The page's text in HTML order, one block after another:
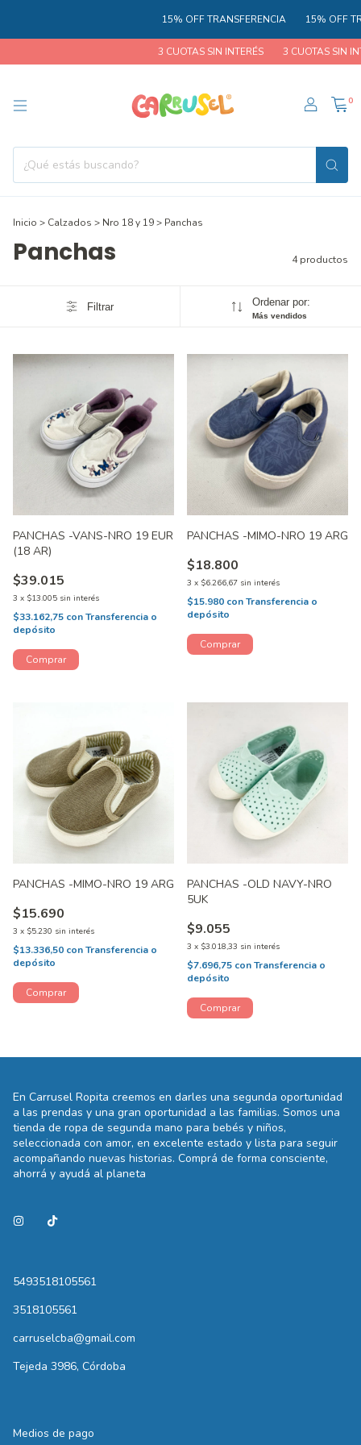
15% OFF TRANSFERENCIA 15% OFF
3 CUOTAS SIN INTERÉS 3 CUOTAS SIN
0
Inicio > Calzados > Nro 18 y 19> Panchas
Panchas 4 productos
Filtrar Ordenar por:
Más vendidos
PANCHAS -VANS-NRO 19 EUR
(18 AR)
$39.015
3 x $13.005 sin interés
$33.162,75 conTransferencia o
depósito
PANCHAS -MIMO-NRO 19 ARG
$18.800
3 x $6.266,67 sin interés
$15.980 conTransferencia o
depósito
PANCHAS -MIMO-NRO 19 ARG
$15.690
3 x $5.230 sin interés
$13.336,50 conTransferencia o
depósito
PANCHAS -OLD NAVY-NRO
5UK
$9.055
3 x $3.018,33 sin interés
$7.696,75 conTransferencia o
depósito
En Carrusel Ropita creemos en darles una segunda oportunidad
a las prendas y una gran oportunidad a las familias. Somos una
tienda de ropa de segunda mano para bebés y niños,
seleccionada con amor, en excelente estado y lista para seguir
acompañando nuevas historias. Comprá de forma consciente,
ahorrá y ayudá al planeta
5493518105561
3518105561
carruselcba@gmail.com
Tejeda 3986, Córdoba
Medios de pago